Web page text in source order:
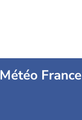
Météo France